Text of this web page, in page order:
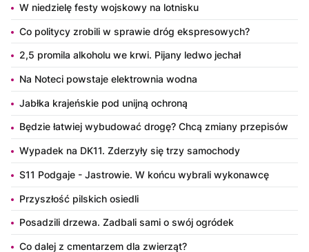
W niedzielę festy wojskowy na lotnisku
Co politycy zrobili w sprawie dróg ekspresowych?
2,5 promila alkoholu we krwi. Pijany ledwo jechał
Na Noteci powstaje elektrownia wodna
Jabłka krajeńskie pod unijną ochroną
Będzie łatwiej wybudować drogę? Chcą zmiany przepisów
Wypadek na DK11. Zderzyły się trzy samochody
S11 Podgaje - Jastrowie. W końcu wybrali wykonawcę
Przyszłość pilskich osiedli
Posadzili drzewa. Zadbali sami o swój ogródek
Co dalej z cmentarzem dla zwierząt?